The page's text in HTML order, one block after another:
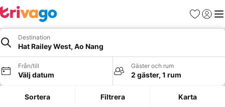
Favoriter
Logga
Destination
Hat Railey West, Ao Nang
Från/till
Välj datum
Gäster och rum
2 gäster, 1 rum
Sortera Filtrera Karta